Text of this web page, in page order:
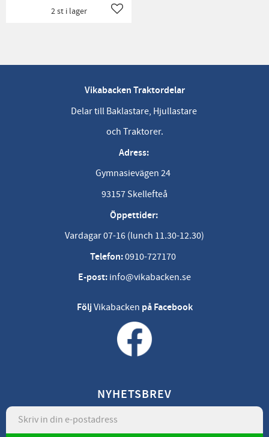
Lägg till i favoriter
2 st i lager
Vikabacken Traktordelar
Delar till Baklastare, Hjullastare
och Traktorer.
Adress:
Gymnasievägen 24
93157 Skellefteå
Öppettider:
Vardagar 07-16 (lunch 11.30-12.30)
Telefon:0910-727170
E-post: info@vikabacken.se
FöljVikabacken på Facebook
NYHETSBREV